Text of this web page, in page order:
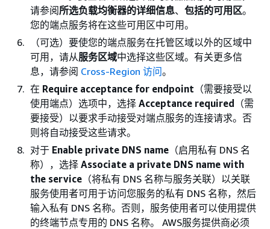
请参阅所选负载均衡器的详细信息、 包括的可用区。
您的端点服务将在这些可用区中可用。
（可选）要使您的端点服务在托管区域以外的区域中
可用，请从服务区域中选择这些区域。有关更多信
息，请参阅 Cross-Region 访问。
在 Require acceptance for endpoint （需要接受以
使用端点）选项中，选择 Acceptance required （需
要接受）以要求手动接受对端点服务的连接请求。否
则将自动接受这些请求。
对于 Enable private DNS name （启用私有 DNS 名
称），选择 Associate a private DNS name with
the service （将私有 DNS 名称与服务关联）以关联
服务使用者可用于访问您服务的私有 DNS 名称，然后
输入私有 DNS 名称。否则，服务使用者可以使用提供
的终端节点专用的 DNS 名称。 AWS服务提供商必须